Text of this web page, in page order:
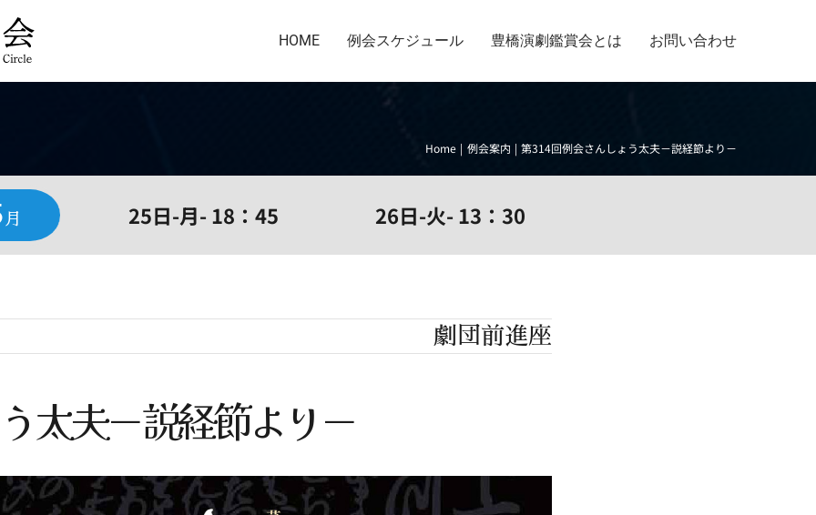
HOME 例会スケジュール 豊橋演劇鑑賞会とは お問い合わせ
Home 例会案内 第314回例会さんしょう太夫－説経節より－
月 25日-月- 18：45 26日-火- 13：30
劇団前進座
太夫－説経節より－